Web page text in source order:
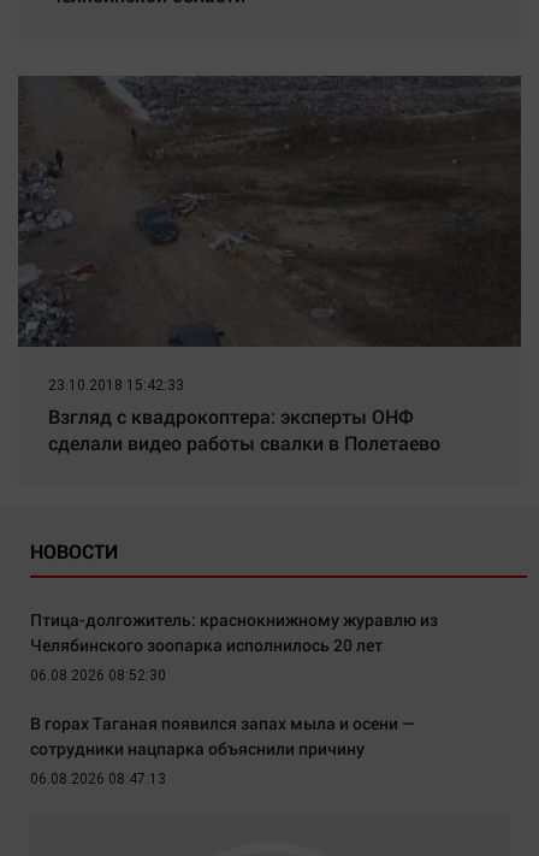
23.10.2018 15:42:33
Взгляд с квадрокоптера: эксперты ОНФ
сделали видео работы свалки в Полетаево
НОВОСТИ
Птица-долгожитель: краснокнижному журавлю из
Челябинского зоопарка исполнилось 20 лет
06.08.2026 08:52:30
В горах Таганая появился запах мыла и осени —
сотрудники нацпарка объяснили причину
06.08.2026 08:47:13